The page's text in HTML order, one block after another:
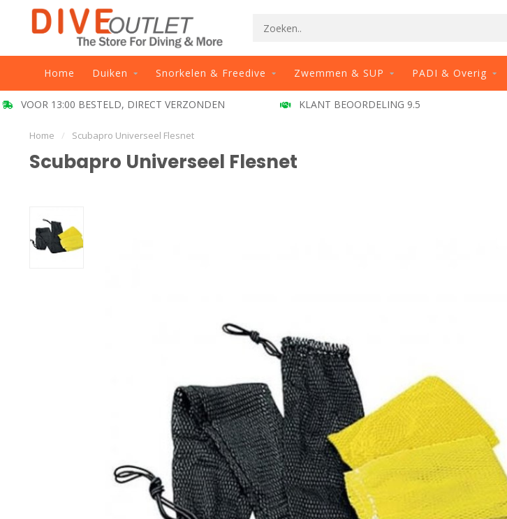
Home Duiken Snorkelen & Freedive Zwemmen & SUP PADI & Overig
VOOR 13:00 BESTELD, DIRECT VERZONDEN KLANT BEOORDELING 9.5
Home / Scubapro Universeel Flesnet
Scubapro Universeel Flesnet